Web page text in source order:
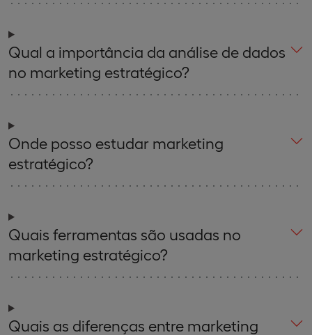
Qual a importância da análise de dados
no marketing estratégico?
Onde posso estudar marketing
estratégico?
Quais ferramentas são usadas no
marketing estratégico?
Quais as diferenças entre marketing